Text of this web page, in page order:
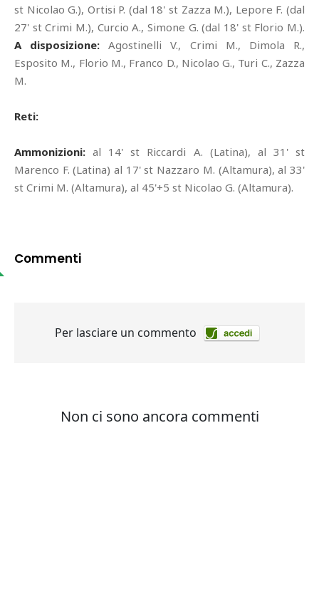
st Nicolao G.), Ortisi P. (dal 18' st Zazza M.), Lepore F. (dal
27' st Crimi M.), Curcio A., Simone G. (dal 18' st Florio M.).
A disposizione: Agostinelli V., Crimi M., Dimola R.,
Esposito M., Florio M., Franco D., Nicolao G., Turi C., Zazza
M.
Reti:
Ammonizioni: al 14' st Riccardi A. (Latina), al 31' st
Marenco F. (Latina) al 17' st Nazzaro M. (Altamura), al 33'
st Crimi M. (Altamura), al 45'+5 st Nicolao G. (Altamura).
Commenti